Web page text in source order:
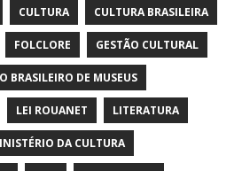
CULTURA CULTURA BRASILEIRA
FOLCLORE GESTÃO CULTURAL
BRASILEIRO DE MUSEUS
LEI ROUANET LITERATURA
DA CULTURA